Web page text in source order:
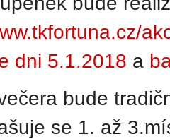
dni 5.1.2018 a
bude
se 1. až